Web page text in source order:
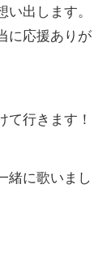
出します。
に応援ありが
て行きます！
緒に歌いまし